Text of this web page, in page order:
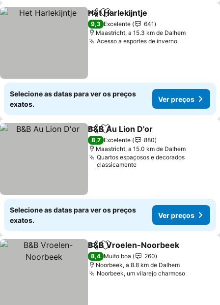
PartilharAdicionar aos favoritos
Het Harlekijntje
9,3 Excelente
641
Maastricht, a 15.3 km de Dalhem
Acesso a esportes de invernoVer preços
Selecione as datas para ver os preços
exatos.
Ver preços
PartilharAdicionar aos favoritos
B&B Au Lion D'or
8,7 Excelente
880
Maastricht, a 15.0 km de Dalhem
Quartos espaçosos e decorados
classicamente
Selecione as datas para ver os preços
exatos.
Ver preços
PartilharAdicionar aos favoritos
B&B Vroelen-Noorbeek
8,4 Muito boa
260
Noorbeek, a 8.8 km de Dalhem
Noorbeek, um vilarejo charmosoVer